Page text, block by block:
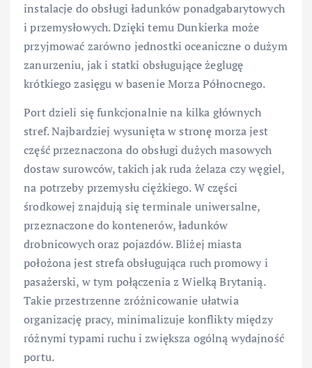
instalacje do obsługi ładunków ponadgabarytowych
i przemysłowych. Dzięki temu Dunkierka może
przyjmować zarówno jednostki oceaniczne o dużym
zanurzeniu, jak i statki obsługujące żeglugę
krótkiego zasięgu w basenie Morza Północnego.
Port dzieli się funkcjonalnie na kilka głównych
stref. Najbardziej wysunięta w stronę morza jest
część przeznaczona do obsługi dużych masowych
dostaw surowców, takich jak ruda żelaza czy węgiel,
na potrzeby przemysłu ciężkiego. W części
środkowej znajdują się terminale uniwersalne,
przeznaczone do kontenerów, ładunków
drobnicowych oraz pojazdów. Bliżej miasta
położona jest strefa obsługująca ruch promowy i
pasażerski, w tym połączenia z Wielką Brytanią.
Takie przestrzenne zróżnicowanie ułatwia
organizację pracy, minimalizuje konflikty między
różnymi typami ruchu i zwiększa ogólną wydajność
portu.